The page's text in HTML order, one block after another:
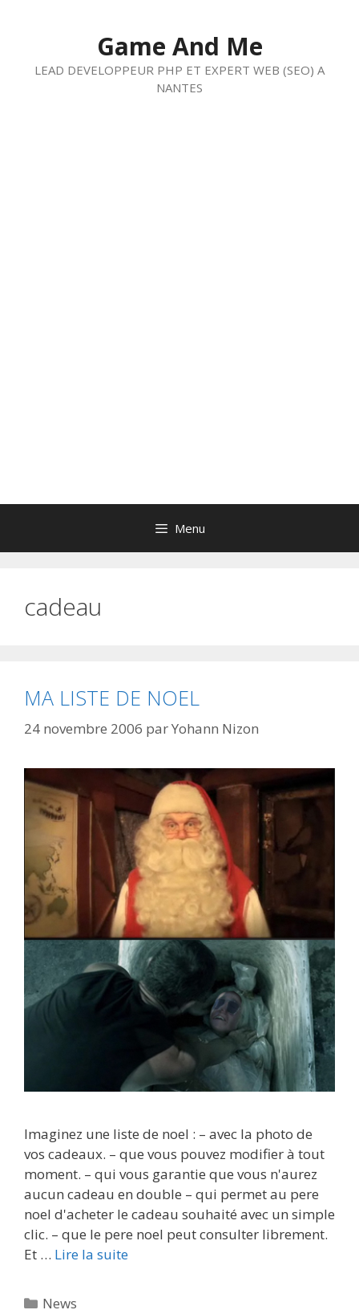
Game And Me
LEAD DEVELOPPEUR PHP ET EXPERT WEB (SEO) A
NANTES
Menu
cadeau
MA LISTE DE NOEL
24 novembre 2006 parYohann Nizon
Imaginez une liste de noel : – avec la photo de
vos cadeaux. – que vous pouvez modifier à tout
moment. – qui vous garantie que vous n'aurez
aucun cadeau en double – qui permet au pere
noel d'acheter le cadeau souhaité avec un simple
clic. – que le pere noel peut consulter librement.
Et … Lire la suite
Catégories
News